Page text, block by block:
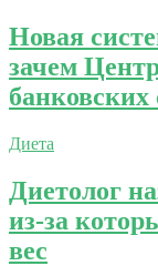
Новая
зачем
Диета
Диетолог
из-за
вес